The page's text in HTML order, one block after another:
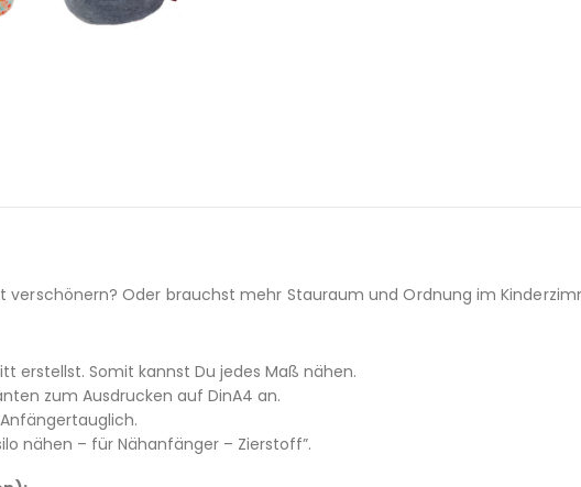
Oder brauchst mehr Stauraum und Ordnung im
erstellst. Somit kannst Du jedes Maß nähen.
zum Ausdrucken auf DinA4 an.
nähen – für Nähanfänger – Zierstoff”.